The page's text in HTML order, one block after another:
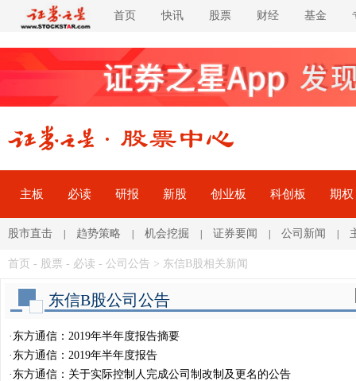
首页 快讯 股票 财经 基金
主板 必读 研报 新股 创业板 科创板 期权
股市直击 | 趋势策略 | 机会挖掘 | 证券要闻 | 公司新闻 |
首页 - 股票 - 必读 - 公司公告 > 东信B股相关新闻
东信B股公司公告
· 东方通信：2019年半年度报告摘要
· 东方通信：2019年半年度报告
· 东方通信：关于实际控制人完成公司制改制及更名的公告